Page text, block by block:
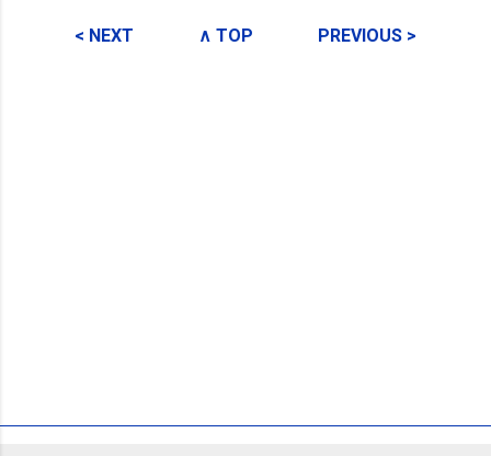
メ
< NEXT ∧ TOP PREVIOUS >